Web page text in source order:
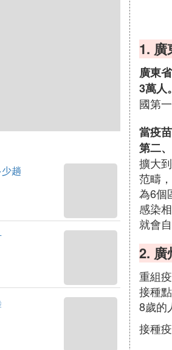
趟
1. 廣
廣東
3萬人。
國第
當疫
第二
擴大
范疇
為6個
感染
就會
2. 廣
重組
接種
8歲的
接種